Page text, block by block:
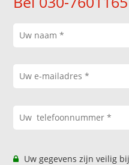
Uw gegevens zijn veilig